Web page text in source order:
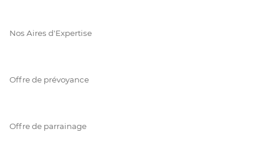
Nos Aires d'Expertise
Offre de prévoyance
Offre de parrainage